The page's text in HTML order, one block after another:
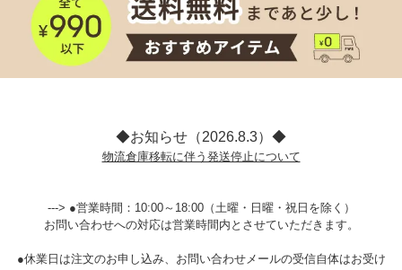
◆お知らせ（2026.8.3）◆
物流倉庫移転に伴う発送停止について
---> ●営業時間：10:00～18:00（土曜・日曜・祝日を除く）
お問い合わせへの対応は営業時間内とさせていただきます。
●休業日は注文のお申し込み、お問い合わせメールの受信自体はお受け